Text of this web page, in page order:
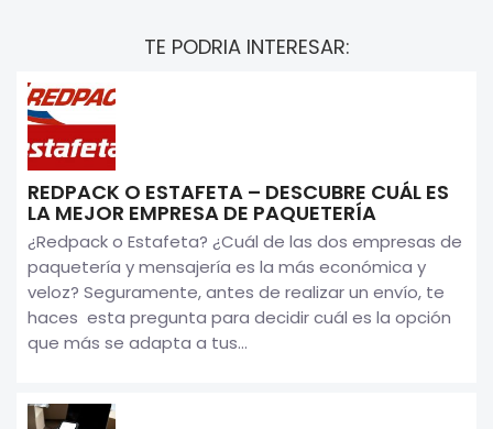
TE PODRIA INTERESAR:
REDPACK O ESTAFETA – DESCUBRE CUÁL ES
LA MEJOR EMPRESA DE PAQUETERÍA
¿Redpack o Estafeta? ¿Cuál de las dos empresas de
paquetería y mensajería es la más económica y
veloz? Seguramente, antes de realizar un envío, te
haces esta pregunta para decidir cuál es la opción
que más se adapta a tus...